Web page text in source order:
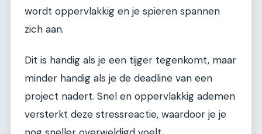
wordt oppervlakkig en je spieren spannen
zich aan.
Dit is handig als je een tijger tegenkomt, maar
minder handig als je de deadline van een
project nadert. Snel en oppervlakkig ademen
versterkt deze stressreactie, waardoor je je